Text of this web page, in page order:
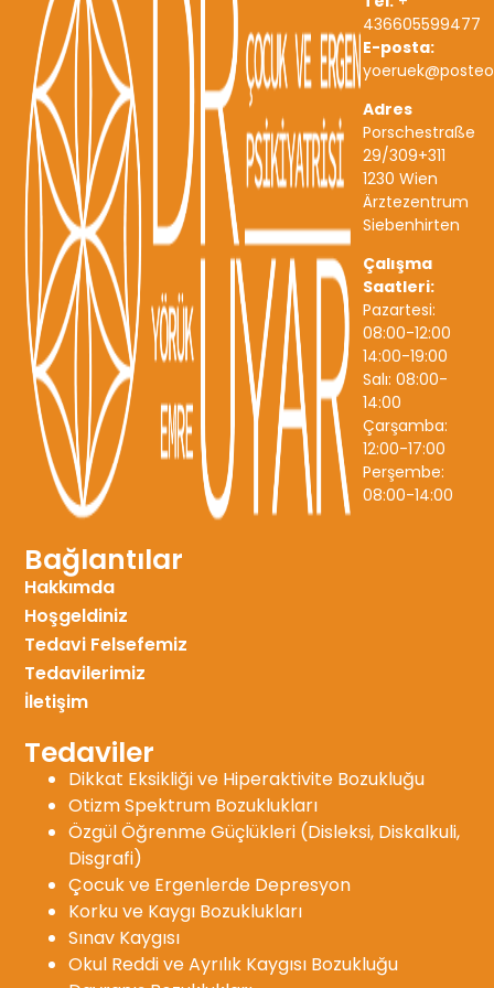
436605599477
E-posta:
Adres
Porschestraße
29/309+311
1230 Wien
Ärztezentrum
Siebenhirten
Çalışma
Saatleri:
Pazartesi:
08:00-12:00
14:00-19:00
Salı: 08:00-
14:00
Çarşamba:
12:00-17:00
Perşembe:
08:00-14:00
Bağlantılar
Hakkımda
Hoşgeldiniz
Tedavi Felsefemiz
Tedavilerimiz
İletişim
Tedaviler
Dikkat Eksikliği ve Hiperaktivite Bozukluğu
Otizm Spektrum Bozuklukları
Özgül Öğrenme Güçlükleri (Disleksi, Diskalkuli,
Disgrafi)
Çocuk ve Ergenlerde Depresyon
Korku ve Kaygı Bozuklukları
Sınav Kaygısı
Okul Reddi ve Ayrılık Kaygısı Bozukluğu